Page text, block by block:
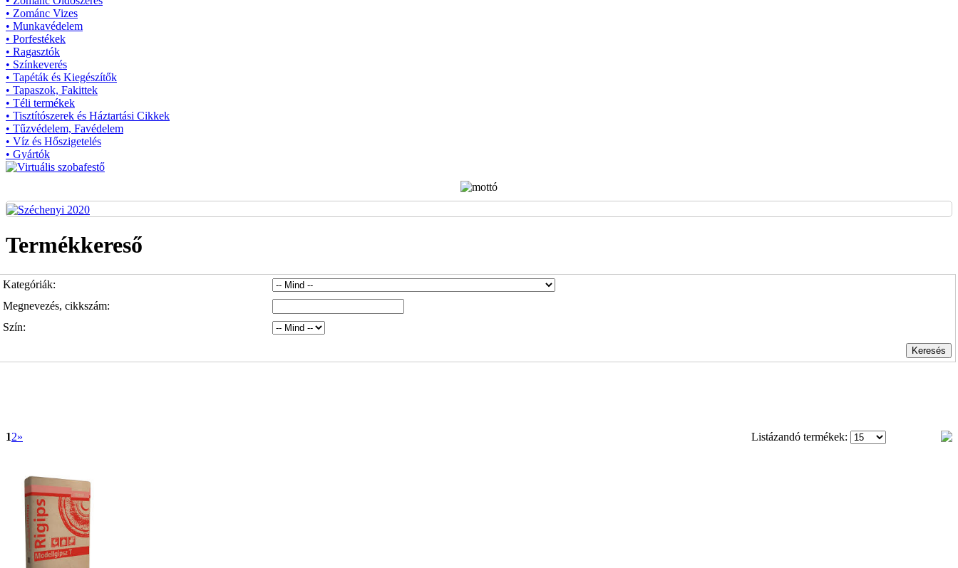
• Zománc Vizes
• Munkavédelem
• Porfestékek
• Ragasztók
• Színkeverés
• Tapéták és Kiegészítők
• Tapaszok, Fakittek
• Téli termékek
• Tisztítószerek és Háztartási Cikkek
• Tűzvédelem, Favédelem
• Víz és Hőszigetelés
• Gyártók
Termékkereső
Kategóriák:
Megnevezés, cikkszám:
Szín:
12» Listázandó termékek: